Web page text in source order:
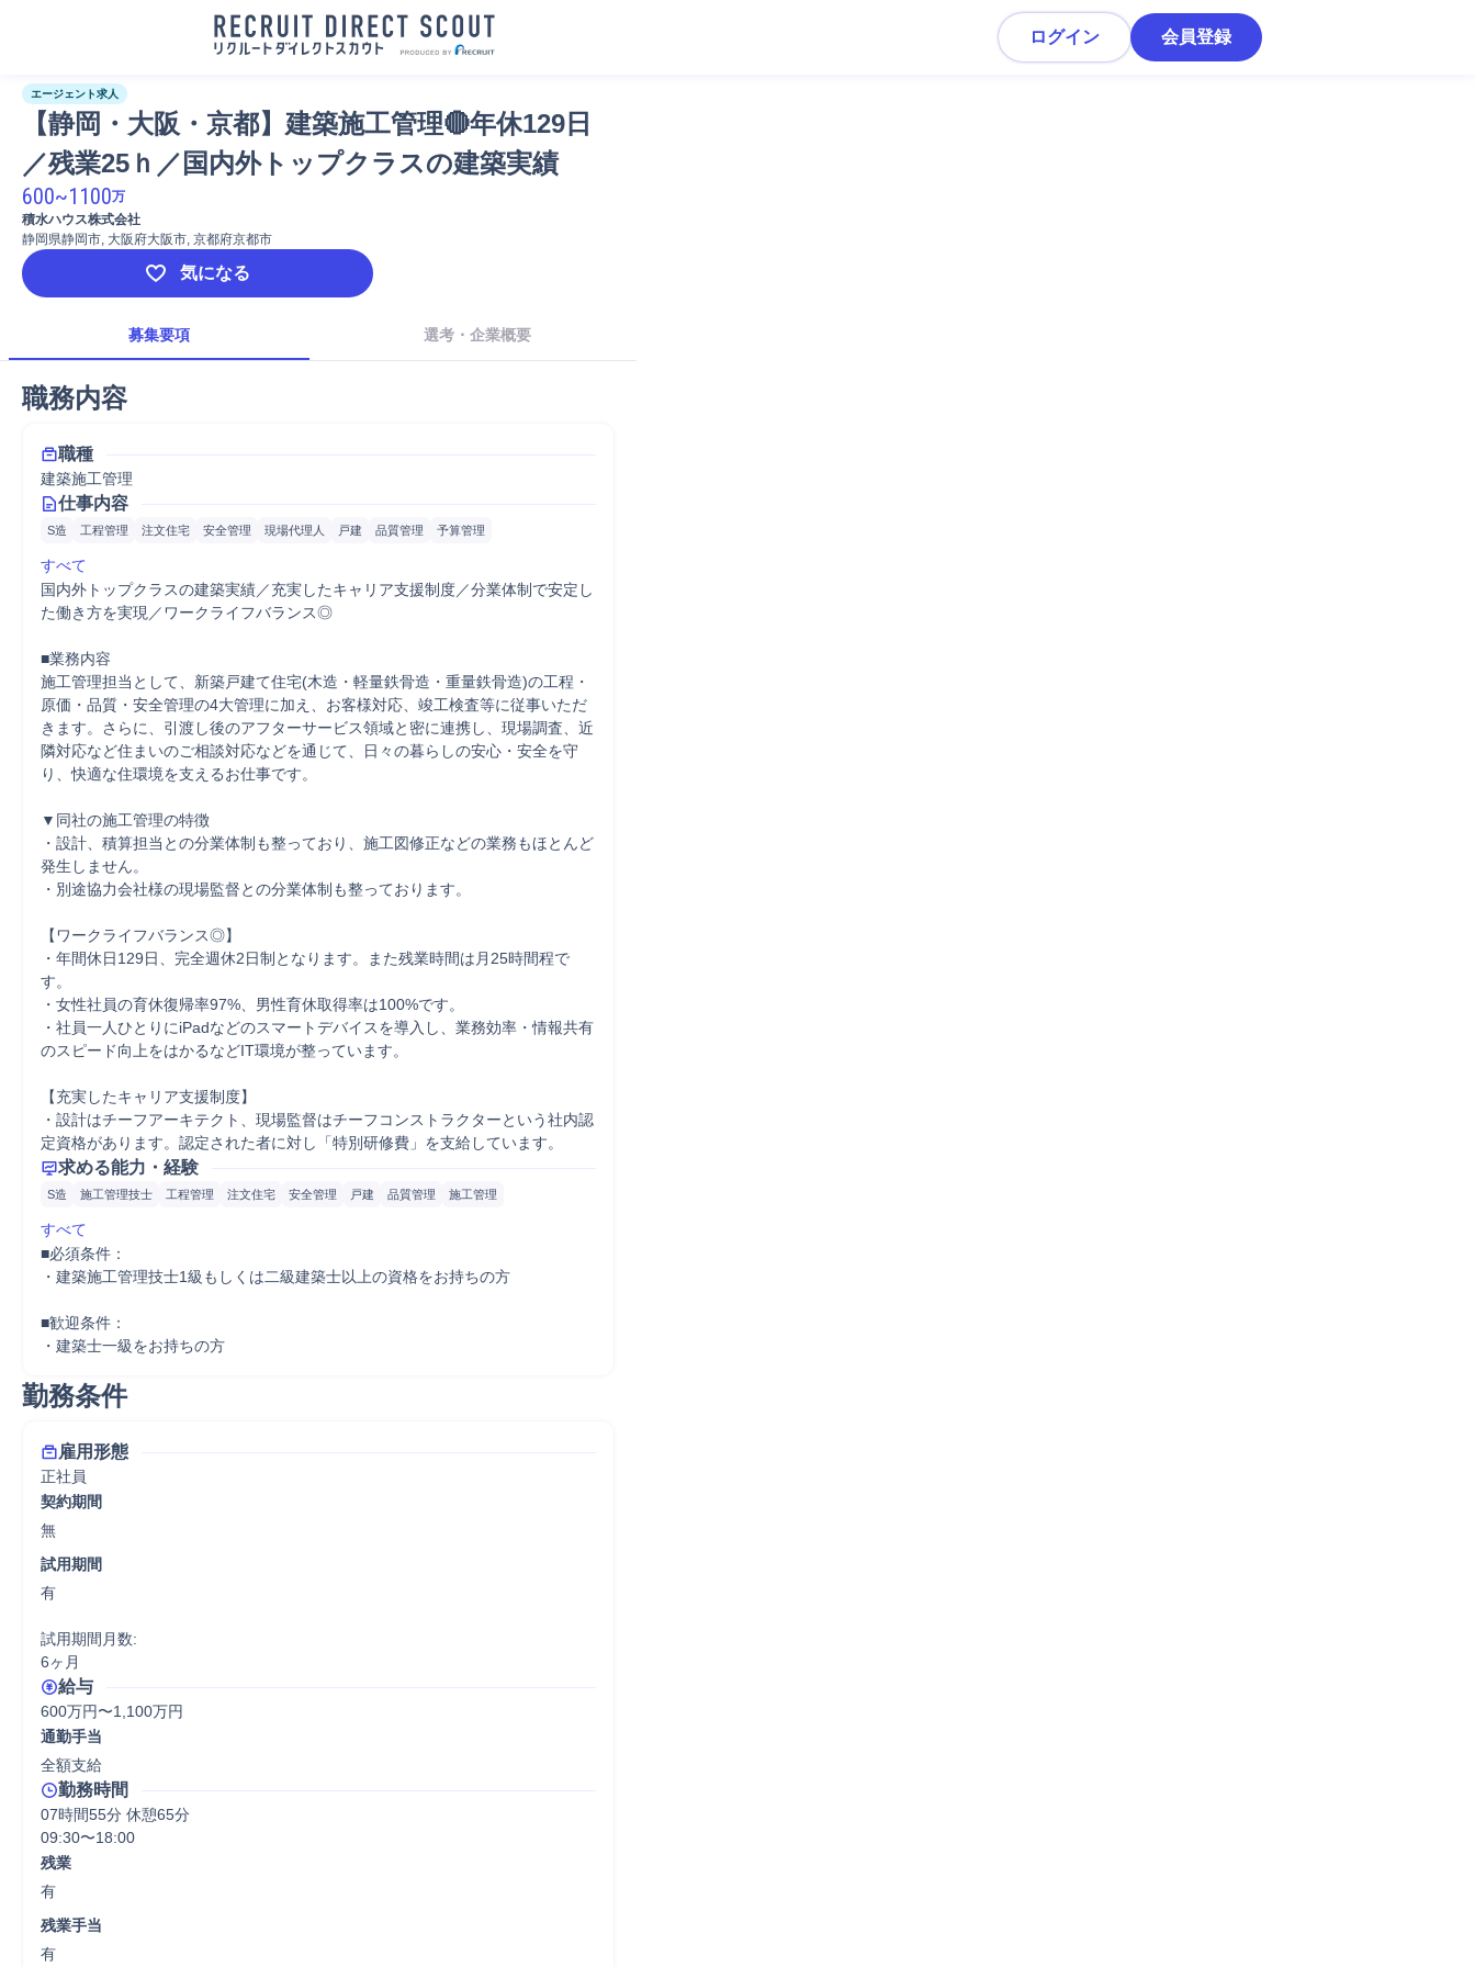
ログイン 会員登録
エージェント求人
【静岡・大阪・京都】建築施工管理🔴年休129日
／残業25ｈ／国内外トップクラスの建築実績
600~1100万
積水ハウス株式会社
静岡県静岡市, 大阪府大阪市, 京都府京都市
気になる
募集要項 選考・企業概要
職務内容
職種
建築施工管理
仕事内容
S造 工程管理 注文住宅 安全管理 現場代理人 戸建 品質管理 予算管理
すべて
国内外トップクラスの建築実績／充実したキャリア支援制度／分業体制で安定し
た働き方を実現／ワークライフバランス◎
■業務内容
施工管理担当として、新築戸建て住宅(木造・軽量鉄骨造・重量鉄骨造)の工程・
原価・品質・安全管理の4大管理に加え、お客様対応、竣工検査等に従事いただ
きます。さらに、引渡し後のアフターサービス領域と密に連携し、現場調査、近
隣対応など住まいのご相談対応などを通じて、日々の暮らしの安心・安全を守
り、快適な住環境を支えるお仕事です。
▼同社の施工管理の特徴
・設計、積算担当との分業体制も整っており、施工図修正などの業務もほとんど
発生しません。
・別途協力会社様の現場監督との分業体制も整っております。
【ワークライフバランス◎】
・年間休日129日、完全週休2日制となります。また残業時間は月25時間程で
す。
・女性社員の育休復帰率97%、男性育休取得率は100%です。
・社員一人ひとりにiPadなどのスマートデバイスを導入し、業務効率・情報共有
のスピード向上をはかるなどIT環境が整っています。
【充実したキャリア支援制度】
・設計はチーフアーキテクト、現場監督はチーフコンストラクターという社内認
定資格があります。認定された者に対し「特別研修費」を支給しています。
求める能力・経験
S造 施工管理技士 工程管理 注文住宅 安全管理 戸建 品質管理 施工管理
すべて
■必須条件：
・建築施工管理技士1級もしくは二級建築士以上の資格をお持ちの方
■歓迎条件：
・建築士一級をお持ちの方
勤務条件
雇用形態
正社員
契約期間
無
試用期間
有
試用期間月数:
6ヶ月
給与
600万円〜1,100万円
通勤手当
全額支給
勤務時間
07時間55分 休憩65分
09:30〜18:00
残業
有
残業手当
有